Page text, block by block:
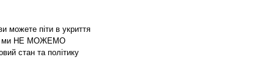
можете піти в укриття
ми НЕ МОЖЕМО
стан та політику